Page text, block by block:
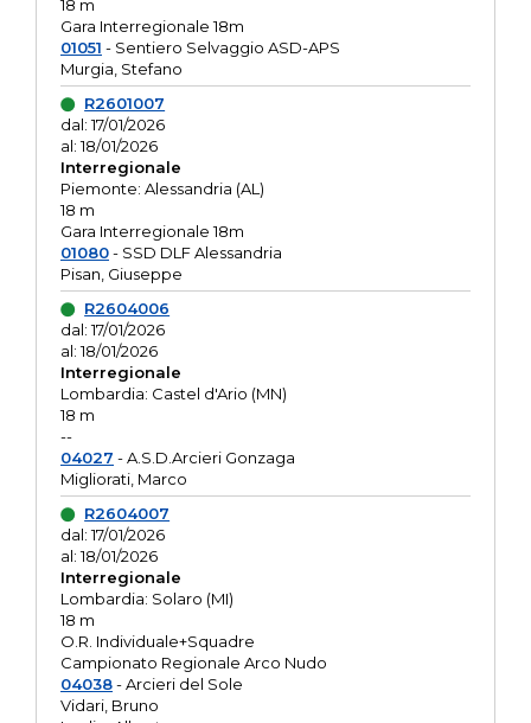
18 m
Gara Interregionale 18m
01051 - Sentiero Selvaggio ASD-APS
Murgia, Stefano
R2601007
dal: 17/01/2026
al: 18/01/2026
Interregionale
Piemonte: Alessandria (AL)
18 m
Gara Interregionale 18m
01080- SSD DLF Alessandria
Pisan, Giuseppe
R2604006
dal: 17/01/2026
al: 18/01/2026
Interregionale
Lombardia: Castel d'Ario (MN)
18 m
--
04027 - A.S.D.Arcieri Gonzaga
Migliorati, Marco
R2604007
dal: 17/01/2026
al: 18/01/2026
Interregionale
Lombardia: Solaro (MI)
18 m
O.R. Individuale+Squadre
Campionato Regionale Arco Nudo
04038- Arcieri del Sole
Vidari, Bruno